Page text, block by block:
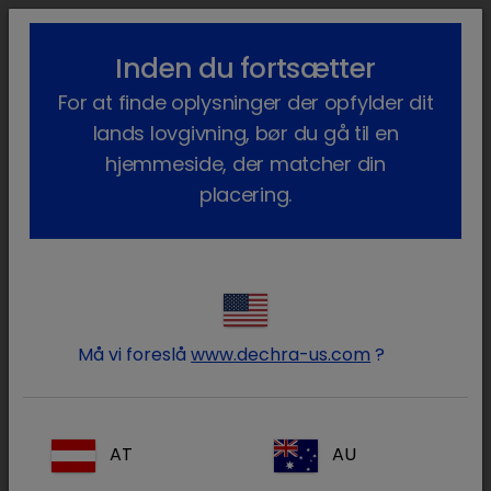
lock_outline search menu
Kvæg
Receptpligtig Detonervin
Inden du fortsætter
For at finde oplysninger der opfylder dit
lands lovgivning, bør du gå til en
hjemmeside, der matcher din
placering.
Må vi foreslåwww.dechra-us.com ?
AT AU